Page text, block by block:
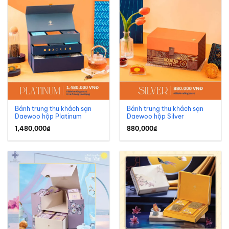
thái dịch vụ của khách sạn Daewoo Hà Nội, một trong những
khách sạn 5 sao nổi tiếng và lâu đời tại thủ đô. Thương hiệu
này được biết đến rộng rãi trong lĩnh vực lưu trú, hội nghị, tiệc
cưới và ẩm thực cao cấp.
Khách sạn Daewoo Hà Nội bể bơi
Bánh trung thu khách sạn
Daewoo hộp Platinum
1,480,000₫
Bánh trung thu khách sạn
Daewoo hộp Silver
880,000₫